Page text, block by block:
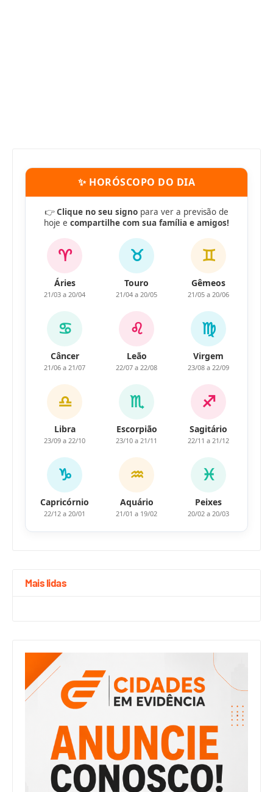
✨ HORÓSCOPO DO DIA
👉Clique no seu signo para ver a previsão de
hoje e compartilhe com sua família e amigos!
♈
Áries
21/03 a 20/04
♉
Touro
21/04 a 20/05
♊
Gêmeos
21/05 a 20/06
♋
Câncer
21/06 a 21/07
♌
Leão
22/07 a 22/08
♍
Virgem
23/08 a 22/09
♎
Libra
23/09 a 22/10
♏
Escorpião
23/10 a 21/11
♐
Sagitário
22/11 a 21/12
♑
Capricórnio
22/12 a 20/01
♒
Aquário
21/01 a 19/02
♓
Peixes
20/02 a 20/03
Mais lidas